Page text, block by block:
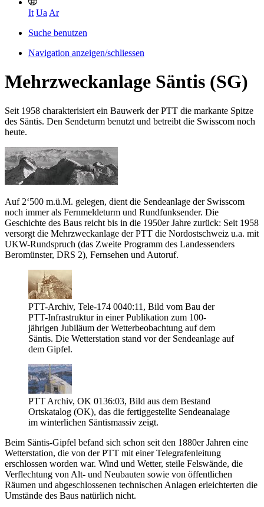
It Ua Ar
Suche benutzen
Navigation anzeigen/schliessen
Mehrzweckanlage Säntis (SG)
Seit 1958 charakterisiert ein Bauwerk der PTT die markante Spitze
des Säntis. Den Sendeturm benutzt und betreibt die Swisscom noch
heute.
Auf 2‘500 m.ü.M. gelegen, dient die Sendeanlage der Swisscom
noch immer als Fernmeldeturm und Rundfunksender. Die
Geschichte des Baus reicht bis in die 1950er Jahre zurück: Seit 1958
versorgt die Mehrzweckanlage der PTT die Nordostschweiz u.a. mit
UKW-Rundspruch (das Zweite Programm des Landessenders
Beromünster, DRS 2), Fernsehen und Autoruf.
PTT-Archiv, Tele-174 0040:11, Bild vom Bau der
PTT-Infrastruktur in einer Publikation zum 100-
jährigen Jubiläum der Wetterbeobachtung auf dem
Säntis. Die Wetterstation stand vor der Sendeanlage auf
dem Gipfel.
PTT Archiv, OK 0136:03, Bild aus dem Bestand
Ortskatalog (OK), das die fertiggestellte Sendeanalage
im winterlichen Säntismassiv zeigt.
Beim Säntis-Gipfel befand sich schon seit den 1880er Jahren eine
Wetterstation, die von der PTT mit einer Telegrafenleitung
erschlossen worden war. Wind und Wetter, steile Felswände, die
Verflechtung von Alt- und Neubauten sowie von öffentlichen
Räumen und abgeschlossenen technischen Anlagen erleichterten die
Umstände des Baus natürlich nicht.